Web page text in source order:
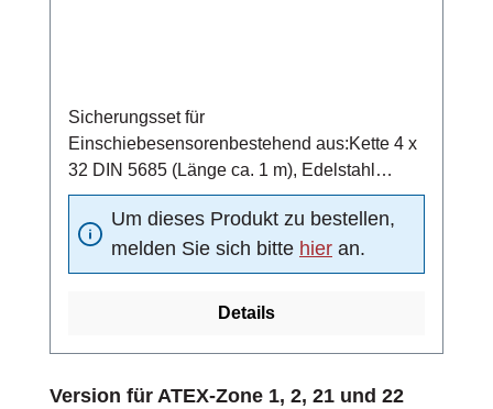
Sicherungsset für
Einschiebesensorenbestehend aus:Kette 4 x
32 DIN 5685 (Länge ca. 1 m), Edelstahl
1.4401Schraubglied NG5, Edelstahl
1.4401Schelle DN15 nach DIN 11850,
Edelstahl 1.4301
Um dieses Produkt zu bestellen,
melden Sie sich bitte hier an.
Details
Produktgalerie überspringen
Version für ATEX-Zone 1, 2, 21 und 22